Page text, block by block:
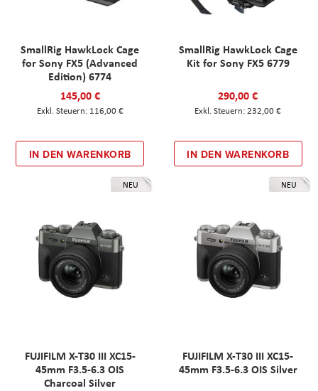
SmallRig HawkLock Cage
for Sony FX5 (Advanced
Edition) 6774
145,00 €
116,00 €
IN DEN WARENKORB
SmallRig HawkLock Cage
Kit for Sony FX5 6779
290,00 €
232,00 €
IN DEN WARENKORB
NEU
FUJIFILM X-T30 III XC15-
45mm F3.5-6.3 OIS
Charcoal Silver
NEU
FUJIFILM X-T30 III XC15-
45mm F3.5-6.3 OIS Silver